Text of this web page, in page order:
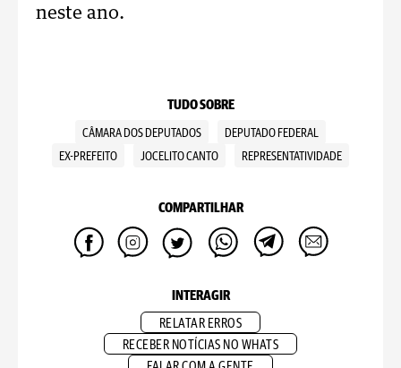
neste ano.
TUDO SOBRE
CÂMARA DOS DEPUTADOS
DEPUTADO FEDERAL
EX-PREFEITO
JOCELITO CANTO REPRESENTATIVIDADE
COMPARTILHAR
INTERAGIR
RELATAR ERROS
RECEBER NOTÍCIAS NO WHATS